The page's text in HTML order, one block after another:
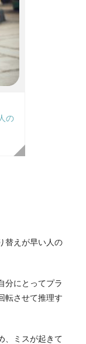
の
替えが早い人の
分にとってプラ
転させて推理す
、ミスが起きて